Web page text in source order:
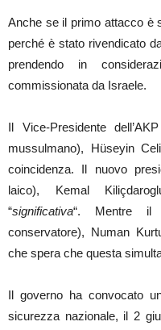
Anche se il primo attacco è
perché è stato rivendicato
prendendo in
commissionata da Israele.
Il Vice-Presidente
mussulmano), Hüseyin
coincidenza. Il nuovo
laico), Kemal
“significativa“. Mentre il
conservatore), Numan
che spera che questa
Il governo ha convocato
sicurezza nazionale, il 2